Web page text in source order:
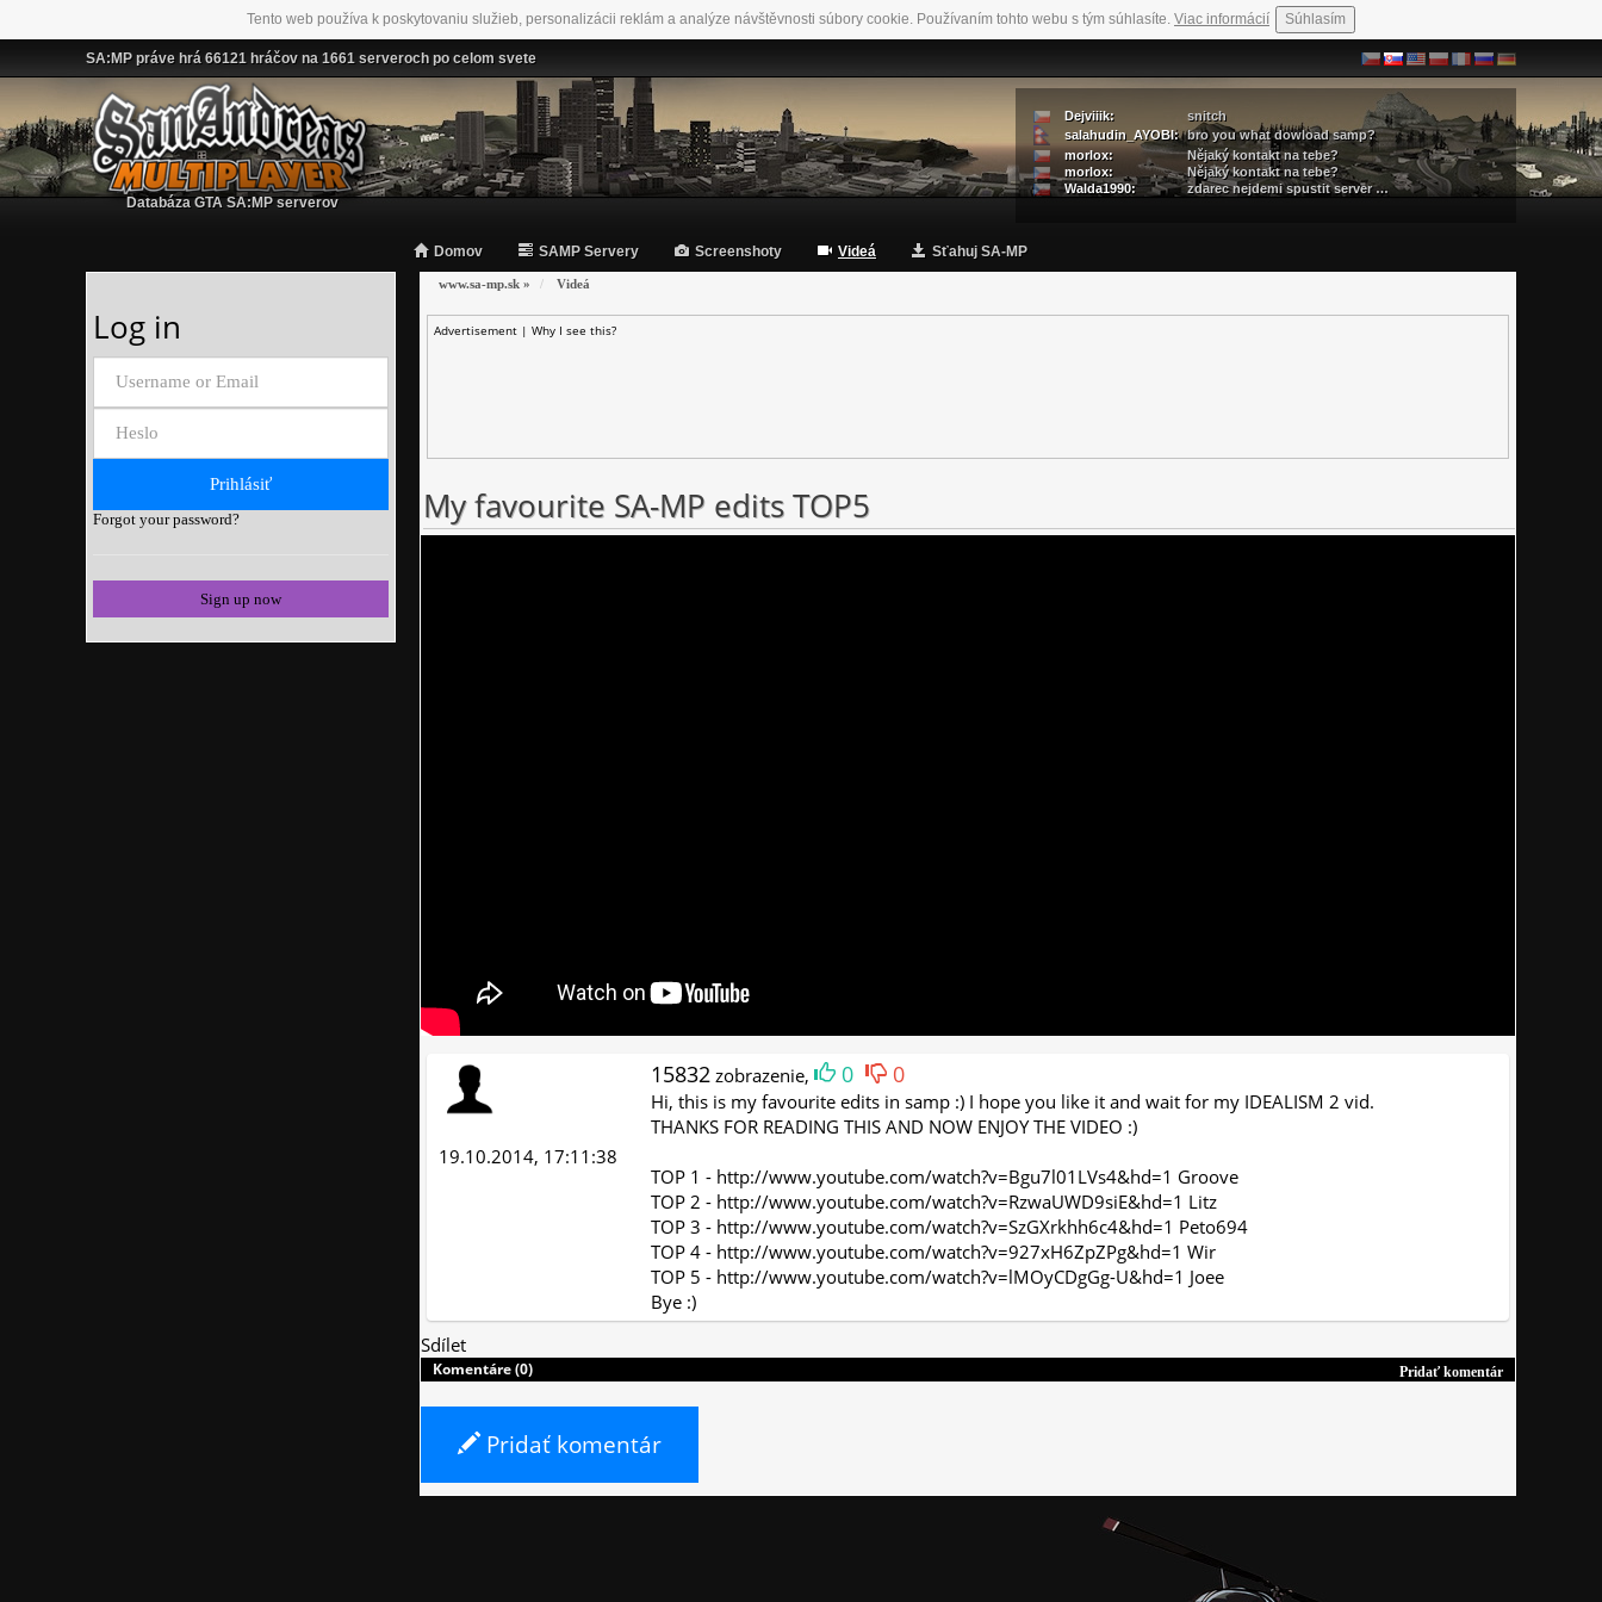
Tento web používa k poskytovaniu služieb, personalizácii reklám a analýze návštěvnosti súbory cookie. Používaním tohto webu s tým súhlasíte. Viac informácií Súhlasím
SA:MP práve hrá 66121 hráčov na 1661 serveroch po celom svete
Databáza GTA SA:MP serverov
Dejviiik:
snitch
salahudin_AYOBI: bro you what dowload samp?
morlox:
Nějaký kontakt na tebe?
morlox:
Nějaký kontakt na tebe?
Walda1990:
zdarec nejdemi spustit server …
Domov SAMP Servery Screenshoty Videá Sťahuj SA-MP
www.sa-mp.sk » Videá
Advertisement | Why I see this?
My favourite SA-MP edits TOP5
19.10.2014, 17:11:38
15832zobrazenie, 0 0
Hi, this is my favourite edits in samp :) I hope you like it and wait for my IDEALISM 2 vid.
THANKS FOR READING THIS AND NOW ENJOY THE VIDEO :)
TOP 1 - http://www.youtube.com/watch?v=Bgu7l01LVs4&hd=1 Groove
TOP 2 - http://www.youtube.com/watch?v=RzwaUWD9siE&hd=1 Litz
TOP 3 - http://www.youtube.com/watch?v=SzGXrkhh6c4&hd=1 Peto694
TOP 4 - http://www.youtube.com/watch?v=927xH6ZpZPg&hd=1 Wir
TOP 5 - http://www.youtube.com/watch?v=lMOyCDgGg-U&hd=1 Joee
Bye :)
Sdílet
Pridať komentár
Komentáre (0)
Pridať komentár
Log in
Forgot your password?
Sign up now